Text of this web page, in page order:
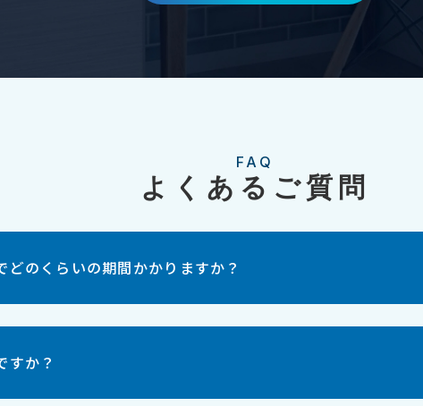
FAQ
よくあるご質問
どのくらいの期間かかりますか？
すか？